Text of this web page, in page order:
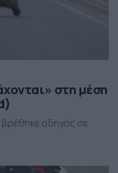
στη μέση
οδηγός σε